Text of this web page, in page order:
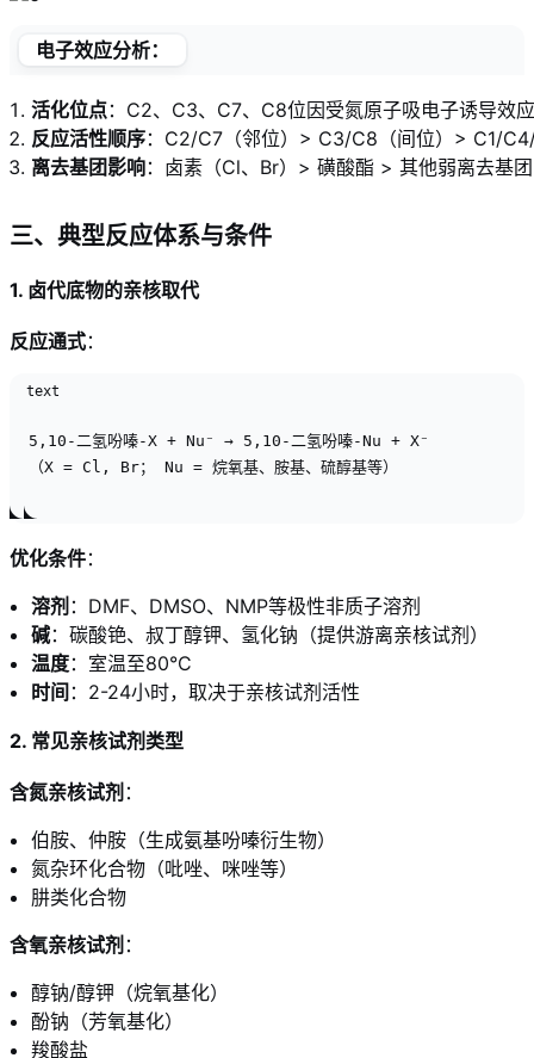
电子效应分析：
活化位点：C2、C3、C7、C8位因受氮原子吸电子诱导效
反应活性顺序：C2/C7（邻位）> C3/C8（间位）> C1/
离去基团影响：卤素（Cl、Br）> 磺酸酯 > 其他弱离去基团
三、典型反应体系与条件
1. 卤代底物的亲核取代
反应通式：
text
5,10-二氢吩嗪-X + Nu⁻ → 5,10-二氢吩嗪-Nu + X⁻
（X = Cl, Br； Nu = 烷氧基、胺基、硫醇基等）
优化条件：
溶剂 ：DMF、DMSO、NMP等极性非质子溶剂
碱：碳酸铯、叔丁醇钾、氢化钠（提供游离亲核试剂）
温度：室温至80°C
时间 ：2-24小时，取决于亲核试剂活性
2. 常见亲核试剂类型
含氮亲核试剂 ：
伯胺、仲胺（生成氨基吩嗪衍生物）
氮杂环化合物（吡唑、咪唑等）
肼类化合物
含氧亲核试剂 ：
醇钠/醇钾（烷氧基化）
酚钠（芳氧基化）
羧酸盐